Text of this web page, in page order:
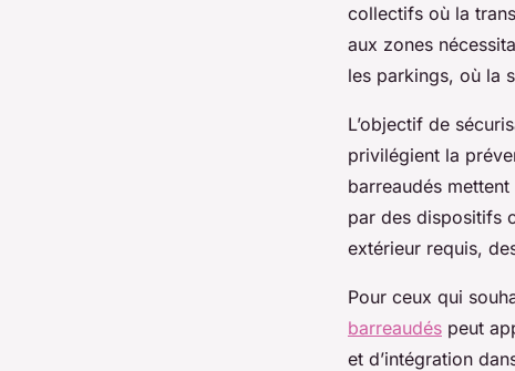
collectifs où la
aux zones
les parkings, où la
L’objectif de
privilégient la
barreaudés
par des dispositifs
extérieur requis,
Pour ceux qui
barreaudés peut
et d’intégration